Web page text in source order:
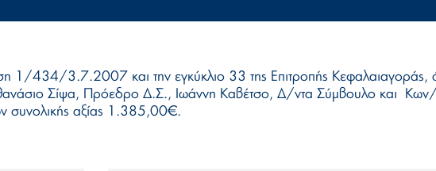
434/3.7.2007 και την εγκύκλιο 33 της Επιτροπής
Σίψα, Πρόεδρο Δ.Σ., Ιωάννη Καβέτσο, Δ/ντα Σύμβουλο και
συνολικής αξίας 1.385,00€.